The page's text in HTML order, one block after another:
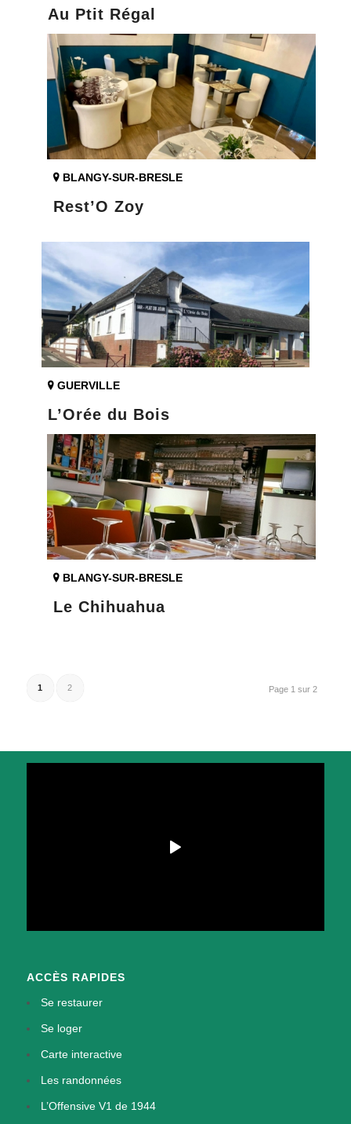
Au Ptit Régal
BLANGY-SUR-BRESLE
Rest’O Zoy
GUERVILLE
L’Orée du Bois
BLANGY-SUR-BRESLE
Le Chihuahua
Page 1 sur 2
1 2
ACCÈS RAPIDES
Se restaurer
Se loger
Carte interactive
Les randonnées
L’Offensive V1 de 1944